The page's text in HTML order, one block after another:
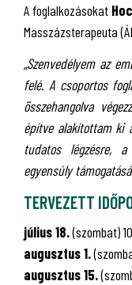
A foglalkozásokat
Masszázsterapeuta
„Szenvedélyem az
felé. A csoportos
összehangolva
építve alakítottam ki
tudatos légzésre,
egyensúly
TERVEZETT
július 18.(szombat)
augusztus 1.
augusztus 15.